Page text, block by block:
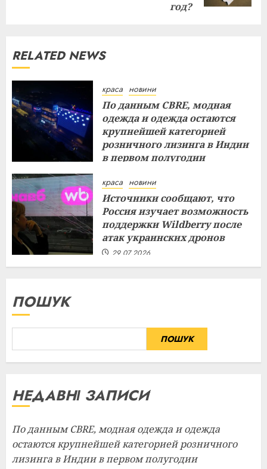
год?
RELATED NEWS
краса новини
По данным CBRE, модная
одежда и одежда остаются
крупнейшей категорией
розничного лизинга в Индии
в первом полугодии
краса новини
Источники сообщают, что
Россия изучает возможность
поддержки Wildberry после
атак украинских дронов
29.07.2026
ПОШУК
ПОШУК
НЕДАВНІ ЗАПИСИ
По данным CBRE, модная одежда и одежда
остаются крупнейшей категорией розничного
лизинга в Индии в первом полугодии